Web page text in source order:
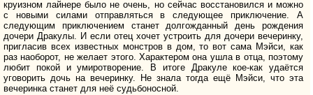
круизном лайнере было не очень, но сейчас восстановился и можно
с новыми силами отправляться в следующее приключение. А
следующим приключением станет долгожданный день рождения
дочери Дракулы. И если отец хочет устроить для дочери вечеринку,
пригласив всех известных монстров в дом, то вот сама Мэйси, как
раз наоборот, не желает этого. Характером она ушла в отца, поэтому
любит покой и умиротворение. В итоге Дракуле кое-как удаётся
уговорить дочь на вечеринку. Не знала тогда ещё Мэйси, что эта
вечеринка станет для неё судьбоносной.